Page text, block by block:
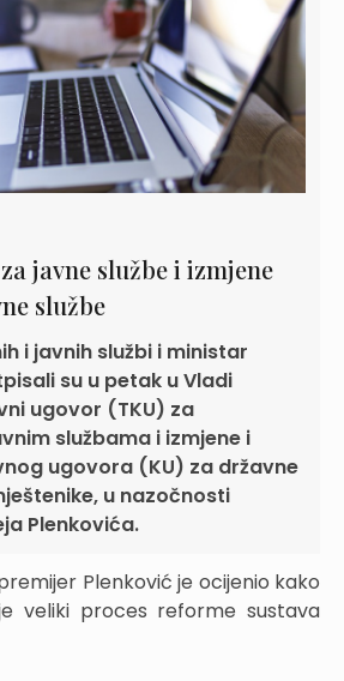
javne službe i izmjene
službe
i javnih službi i ministar
su u petak u Vladi
ugovor (TKU) za
službama i izmjene i
ugovora (KU) za državne
u nazočnosti
Plenkovića.
Plenković je ocijenio kako
veliki proces reforme sustava